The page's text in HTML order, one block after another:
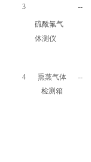
3
硫酰氟气
体测仪
--
4
熏蒸气体
检测箱
--